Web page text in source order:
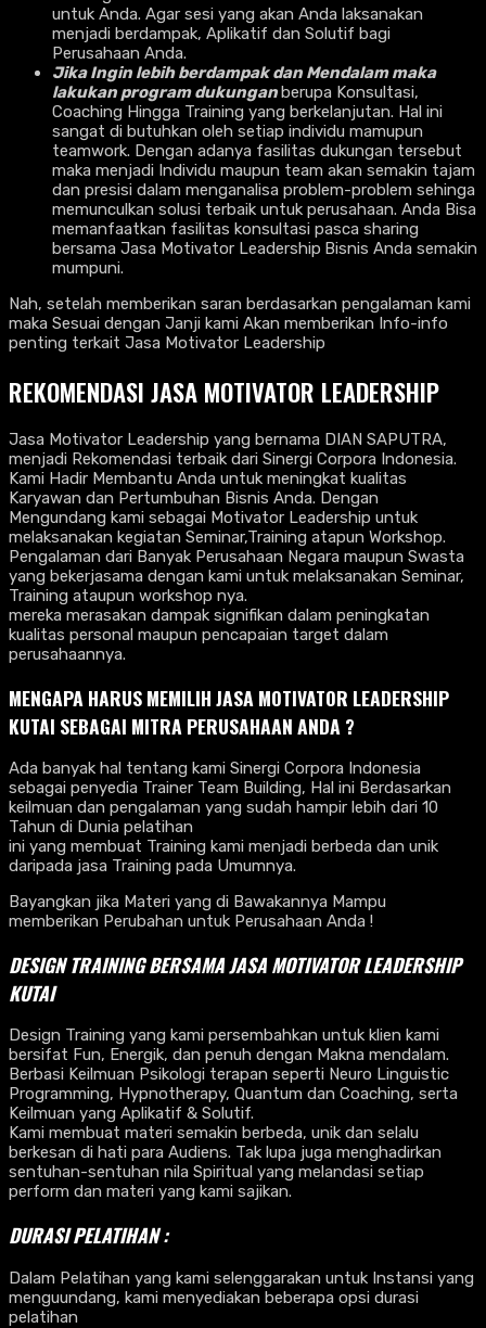
untuk Anda. Agar sesi yang akan Anda laksanakan
menjadi berdampak, Aplikatif dan Solutif bagi
Perusahaan Anda.
Jika Ingin lebih berdampak dan Mendalam maka
lakukan program dukunganberupa Konsultasi,
Coaching Hingga Training yang berkelanjutan. Hal ini
sangat di butuhkan oleh setiap individu mamupun
teamwork. Dengan adanya fasilitas dukungan tersebut
maka menjadi Individu maupun team akan semakin tajam
dan presisi dalam menganalisa problem-problem sehinga
memunculkan solusi terbaik untuk perusahaan. Anda Bisa
memanfaatkan fasilitas konsultasi pasca sharing
bersama Jasa Motivator Leadership Bisnis Anda semakin
mumpuni.
Nah, setelah memberikan saran berdasarkan pengalaman kami
maka Sesuai dengan Janji kami Akan memberikan Info-info
penting terkait Jasa Motivator Leadership
REKOMENDASI JASA MOTIVATOR LEADERSHIP
Jasa Motivator Leadership yang bernama DIAN SAPUTRA,
menjadi Rekomendasi terbaik dari Sinergi Corpora Indonesia.
Kami Hadir Membantu Anda untuk meningkat kualitas
Karyawan dan Pertumbuhan Bisnis Anda. Dengan
Mengundang kami sebagai Motivator Leadership untuk
melaksanakan kegiatan Seminar,Training atapun Workshop.
Pengalaman dari Banyak Perusahaan Negara maupun Swasta
yang bekerjasama dengan kami untuk melaksanakan Seminar,
Training ataupun workshop nya.
mereka merasakan dampak signifikan dalam peningkatan
kualitas personal maupun pencapaian target dalam
perusahaannya.
MENGAPA HARUS MEMILIH JASA MOTIVATOR LEADERSHIP
KUTAI SEBAGAI MITRA PERUSAHAAN ANDA ?
Ada banyak hal tentang kami Sinergi Corpora Indonesia
sebagai penyedia Trainer Team Building, Hal ini Berdasarkan
keilmuan dan pengalaman yang sudah hampir lebih dari 10
Tahun di Dunia pelatihan
ini yang membuat Training kami menjadi berbeda dan unik
daripada jasa Training pada Umumnya.
Bayangkan jika Materi yang di Bawakannya Mampu
memberikan Perubahan untuk Perusahaan Anda !
DESIGN TRAINING BERSAMAJASA MOTIVATOR LEADERSHIP
KUTAI
Design Training yang kami persembahkan untuk klien kami
bersifat Fun, Energik, dan penuh dengan Makna mendalam.
Berbasi Keilmuan Psikologi terapan seperti Neuro Linguistic
Programming, Hypnotherapy, Quantum dan Coaching, serta
Keilmuan yang Aplikatif & Solutif.
Kami membuat materi semakin berbeda, unik dan selalu
berkesan di hati para Audiens. Tak lupa juga menghadirkan
sentuhan-sentuhan nila Spiritual yang melandasi setiap
perform dan materi yang kami sajikan.
DURASI PELATIHAN :
Dalam Pelatihan yang kami selenggarakan untuk Instansi yang
menguundang, kami menyediakan beberapa opsi durasi
pelatihan